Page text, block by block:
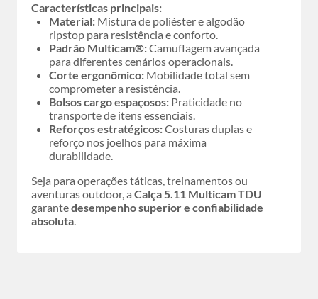
Características principais:
Material: Mistura de poliéster e algodão
ripstop para resistência e conforto.
Padrão Multicam®:Camuflagem avançada
para diferentes cenários operacionais.
Corte ergonômico: Mobilidade total sem
comprometer a resistência.
Bolsos cargo espaçosos: Praticidade no
transporte de itens essenciais.
Reforços estratégicos:Costuras duplas e
reforço nos joelhos para máxima
durabilidade.
Seja para operações táticas, treinamentos ou
aventuras outdoor, a Calça 5.11 Multicam TDU
garantedesempenho superior e confiabilidade
absoluta.